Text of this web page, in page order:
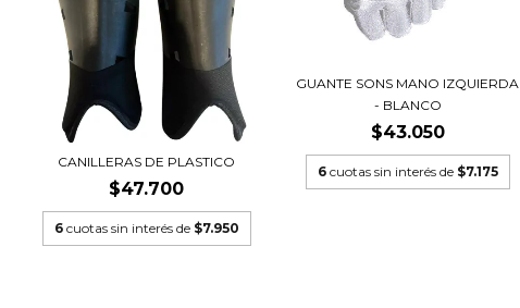
CANILLERAS DE PLASTICO
$47.700
6 cuotas sin interés de $7.950
GUANTE SONS MANO IZQUIERDA
- BLANCO
$43.050
6 cuotas sin interés de $7.175